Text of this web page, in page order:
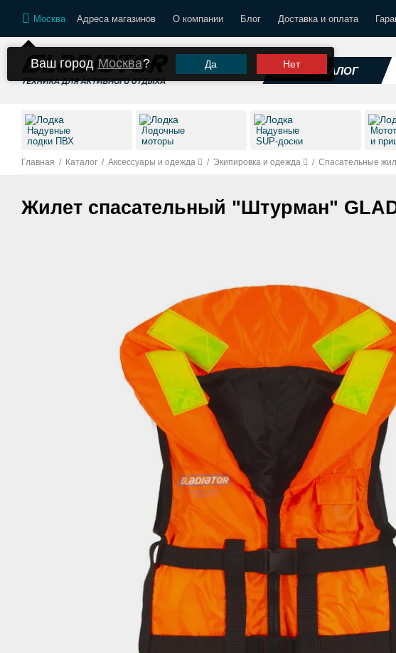
Москва Адреса магазинов О компании Блог Доставка и оплата
КАТАЛОГ
Ваш городМосква? Да Нет
Надувные
лодки ПВХ
Лодочные
моторы
Надувные
SUP-доски
и
Главная / Каталог / Аксессуары и одежда / Экипировка и одежда / Спасательные
Жилет спасательный "Штурман"